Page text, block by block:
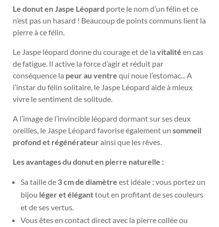
Le donut en Jaspe Léopard porte le nom d’un félin et ce
n’est pas un hasard ! Beaucoup de points communs lient la
pierre à ce félin.
Le Jaspe léopard donne du courage et de lavitalité en cas
de fatigue. Il active la force d’agir et réduit par
conséquence la peur au ventre qui noue l’estomac... A
l’instar du félin solitaire, le Jaspe Léopard aide à mieux
vivre le sentiment de solitude.
A l’image de l’invincible léopard dormant sur ses deux
oreilles, le Jaspe Léopard favorise également un sommeil
profond et régénérateurainsi que les rêves.
Les avantages du donut en pierre naturelle :
Sa taille de 3 cm de diamètre est idéale : vous portez un
bijou léger et éléganttout en profitant de ses couleurs
et de ses vertus.
Vous êtes en contact direct avec la pierre collée ou